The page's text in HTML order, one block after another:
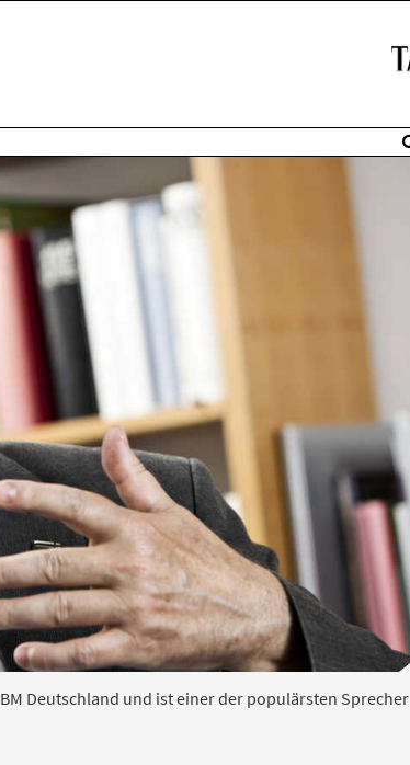
Deutschland und ist einer der populärsten Sprecher